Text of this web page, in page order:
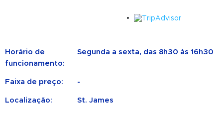
Horário de
funcionamento:
Segunda a sexta, das 8h30 às 16h30
Faixa de preço: -
Localização: St. James